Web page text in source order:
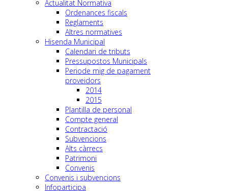
Actualitat Normativa
Ordenances fiscals
Reglaments
Altres normatives
Hisenda Municipal
Calendari de tributs
Pressupostos Municipals
Periode mig de pagament
proveidors
2014
2015
Plantilla de personal
Compte general
Contractació
Subvencions
Alts càrrecs
Patrimoni
Convenis
Convenis i subvencions
Infoparticipa